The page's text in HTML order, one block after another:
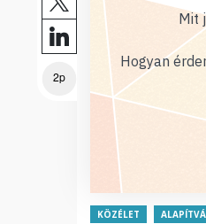
2p
Mit
Hogyan
KÖZÉLET